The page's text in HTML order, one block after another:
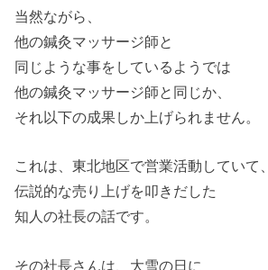
当然ながら、
他の鍼灸マッサージ師と
同じような事をしているようでは
他の鍼灸マッサージ師と同じか、
それ以下の成果しか上げられません。
これは、東北地区で営業活動していて、
伝説的な売り上げを叩きだした
知人の社長の話です。
その社長さんは、大雪の日に